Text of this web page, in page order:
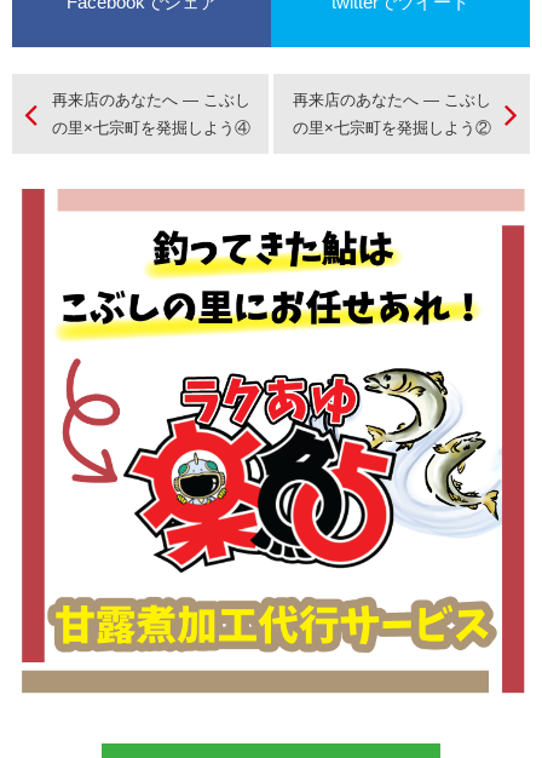
再来店のあなたへ ― こぶし
の里×七宗町を発掘しよう④
再来店のあなたへ ― こぶし
の里×七宗町を発掘しよう②